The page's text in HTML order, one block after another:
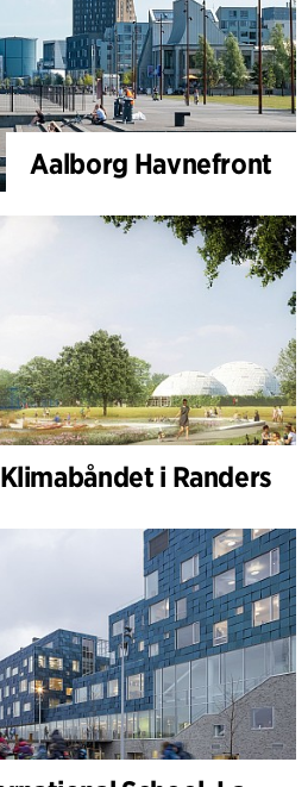
Aalborg Havnefront
Klimabåndet i Randers